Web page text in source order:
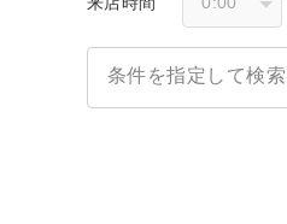
条件を指定して検索